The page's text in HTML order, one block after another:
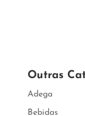
Outras
Adega
Bebidas